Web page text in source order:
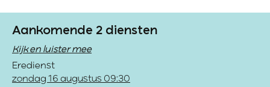
Aankomende 2 diensten
Kijk en luister mee
Eredienst
zondag 16 augustus 09:30